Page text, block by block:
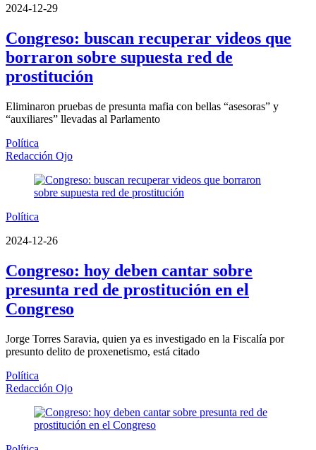
2024-12-29
Congreso: buscan recuperar videos que
borraron sobre supuesta red de
prostitución
Eliminaron pruebas de presunta mafia con bellas “asesoras” y
“auxiliares” llevadas al Parlamento
Política
Redacción Ojo
Política
2024-12-26
Congreso: hoy deben cantar sobre
presunta red de prostitución en el
Congreso
Jorge Torres Saravia, quien ya es investigado en la Fiscalía por
presunto delito de proxenetismo, está citado
Política
Redacción Ojo